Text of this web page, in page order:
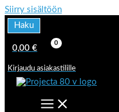
Siirry sisältöön
Haku
0,00 €
Kirjaudu asiakastilille